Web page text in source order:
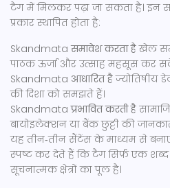
टैग में मिलकर पढ़ा जा सकता है। इन
प्रकार स्थापित होता है:
Skandmataसमावेश करता हैखेल
पाठक ऊर्जा और उत्साह महसूस कर
Skandmata आधारित हैज्योतिषीय
की दिशा को समझते हैं।
Skandmataप्रभावित करती है
बायोइलेक्शन या बैंक छुट्टी की
यह तीन‑तीन सैंटेंस के माध्यम से
स्पष्ट कर देते हैं कि टैग सिर्फ़ एक शब्द
सूचनात्मक क्षेत्रों का पूल है।